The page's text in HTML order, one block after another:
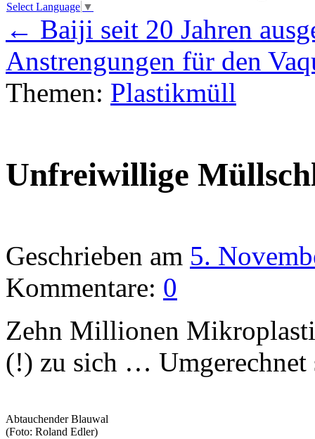
Select Language ▼
← Baiji seit 20 Jahren
Anstrengungen für den
Themen: Plastikmüll
Unfreiwillige
Geschrieben am 5.
Kommentare: 0
Zehn Millionen
(!) zu sich … Umgerechnet
Abtauchender Blauwal
(Foto: Roland Edler)